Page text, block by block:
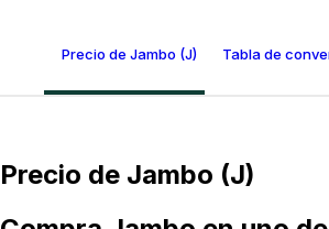
Precio de Jambo (J) Tabla de
Precio de Jambo (J)